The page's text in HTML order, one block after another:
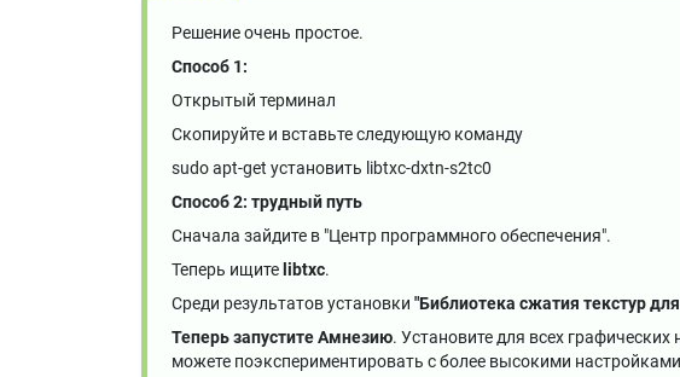
Решение очень простое.
Способ 1:
Открытый терминал
Скопируйте и вставьте следующую команду
sudo apt-get установить libtxc-dxtn-s2tc0
Способ 2: трудный путь
Сначала зайдите в "Центр программного обеспечения".
Теперь ищите libtxc.
Среди результатов установки "Библиотека сжатия текстур
Теперь запустите Амнезию. Установите для всех
можете поэкспериментировать с более высокими